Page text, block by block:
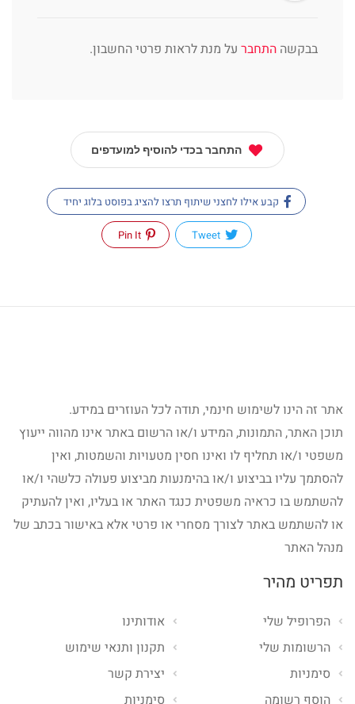
בבקשה התחבר על מנת לראות פרטי החשבון.
התחבר בכדי להוסיף למועדפים
קבע אילו לחצני שיתוף תרצו להציג בפוסט בלוג יחיד
Tweet
Pin It
אתר זה הינו לשימוש חינמי, תודה לכל העוזרים במידע.
תוכן האתר, התמונות, המידע ו/או הרשום באתר אינו מהווה ייעוץ
משפטי ו/או תחליף לו ואינו חסין מטעויות והשמטות, ואין
להסתמך עליו בביצוע ו/או בהימנעות מביצוע פעולה כלשהי ו/או
להשתמש בו כראיה משפטית כנגד האתר או בעליו, ואין להעתיק
או להשתמש באתר לצורך מסחרי או פרטי אלא באישור בכתב של
מנהל האתר
תפריט מהיר
אודותינו
תקנון ותנאי שימוש
יצירת קשר
סימניות
הפרופיל שלי
הרשומות שלי
סימניות
הוסף רשומה